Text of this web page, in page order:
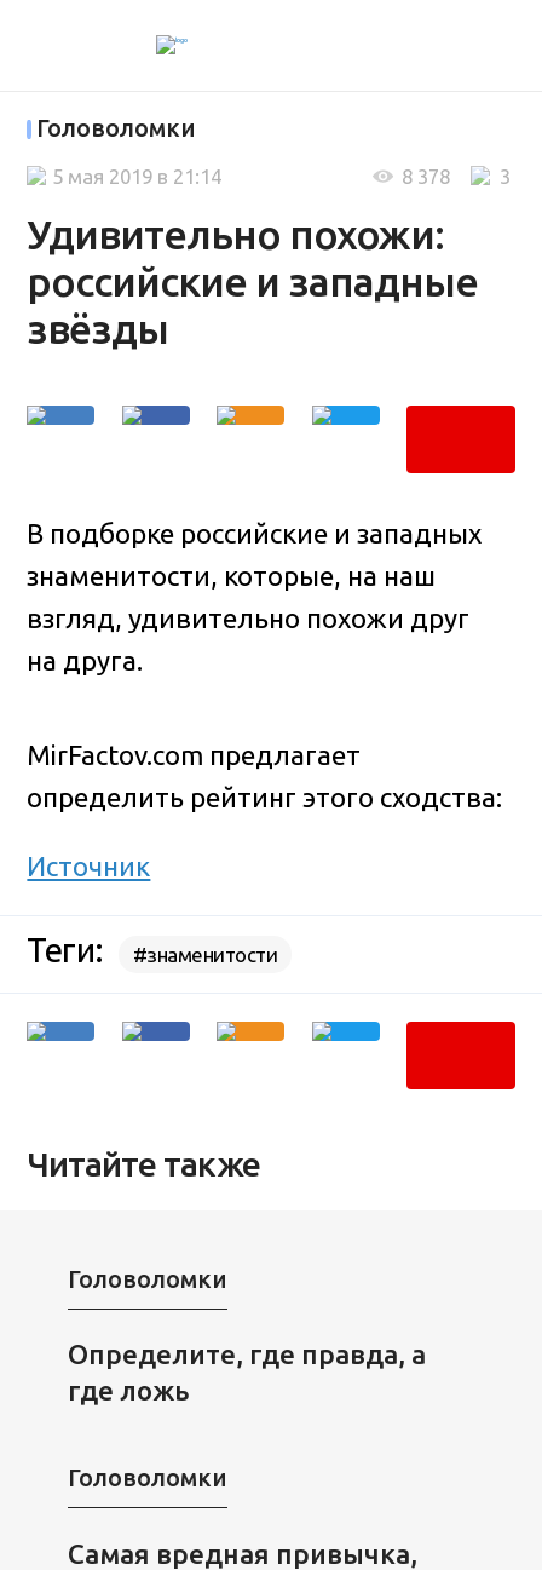
Головоломки
Удивительно похожи:
российские и западные
звёзды
3
8 378
5 мая 2019 в 21:14
В подборке российские и западных
знаменитости, которые, на наш
взгляд, удивительно похожи друг
на друга.
MirFactov.com предлагает
определить рейтинг этого сходства:
Источник
Теги: #знаменитости
Читайте также
Головоломки
Определите, где правда, а
где ложь
Головоломки
Самая вредная привычка,